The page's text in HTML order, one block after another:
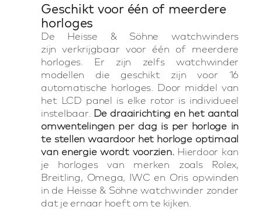
Geschikt voor één of meerdere
horloges
De Heisse & Söhne watchwinders
zijn verkrijgbaar voor één of meerdere
horloges. Er zijn zelfs watchwinder
modellen die geschikt zijn voor 16
automatische horloges. Door middel van
het LCD panel is elke rotor is individueel
instelbaar. De draairichting en het aantal
omwentelingen per dag is per horloge in
te stellen waardoor het horloge optimaal
van energie wordt voorzien.Hierdoor kan
je horloges van merken zoals Rolex,
Breitling, Omega, IWC en Oris opwinden
in de Heisse & Söhne watchwinder zonder
dat je ernaar hoeft om te kijken.